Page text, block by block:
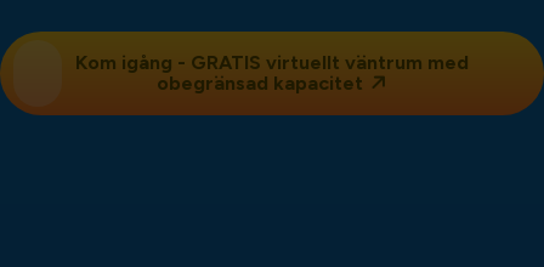
Kom igång - GRATIS virtuellt väntrum med
obegränsad kapacitet